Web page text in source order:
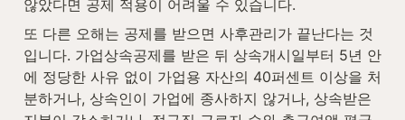
않았다면 공제 적용이 어려울 수 있습니다.
또 다른 오해는 공제를 받으면 사후관리가 끝난다는 것
입니다. 가업상속공제를 받은 뒤 상속개시일부터 5년 안
에 정당한 사유 없이 가업용 자산의 40퍼센트 이상을 처
분하거나, 상속인이 가업에 종사하지 않거나, 상속받은